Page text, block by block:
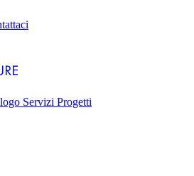
Servizi Progetti